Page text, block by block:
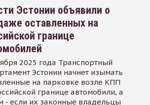
Эстонии объявили о
оставленных на
границе
2025 года Транспортный
Эстонии начнет изымать
на парковке возле КПП
границе автомобили, а
- если их законные владельцы